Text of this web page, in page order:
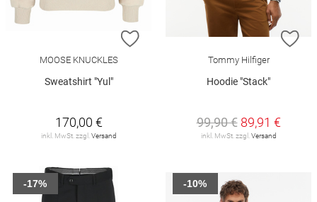
ZUR WUNSCHLISTE HINZUFÜGEN
MOOSE KNUCKLES
Sweatshirt "Yul"
170,00 €
inkl. MwSt. zzgl. Versand
Tommy Hilfiger
Hoodie "Stack"
99,90 € 89,91 €
inkl. MwSt. zzgl. Versand
-17% -10%